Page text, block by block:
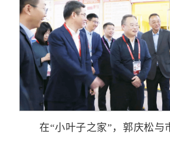
在“小叶子之家”，郭庆松与